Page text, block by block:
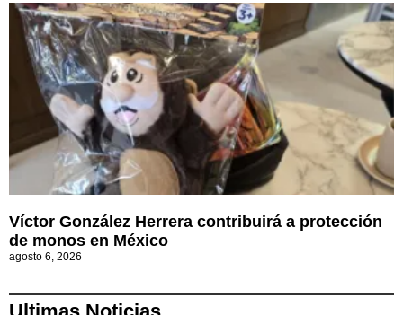
Víctor González Herrera contribuirá a protección
de monos en México
agosto 6, 2026